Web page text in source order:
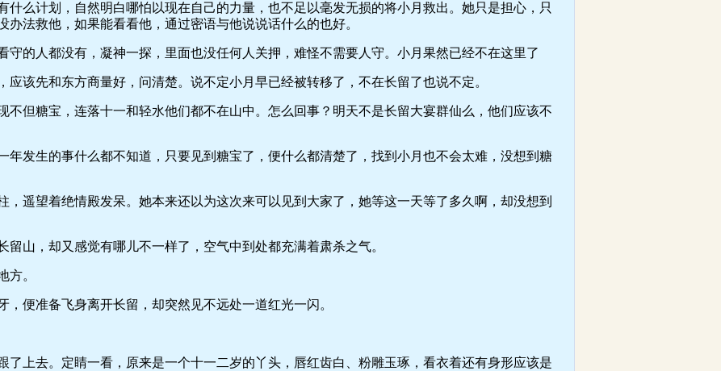
什么计划，自然明白哪怕以现在自己的力量，也不足以毫发无损的将小月救出。她只是担心，只
办法救他，如果能看看他，通过密语与他说说话什么的也好。
的人都没有，凝神一探，里面也没任何人关押，难怪不需要人守。小月果然已经不在这里了
先和东方商量好，问清楚。说不定小月早已经被转移了，不在长留了也说不定。
但糖宝，连落十一和轻水他们都不在山中。怎么回事？明天不是长留大宴群仙么，他们应该不
发生的事什么都不知道，只要见到糖宝了，便什么都清楚了，找到小月也不会太难，没想到糖
遥望着绝情殿发呆。她本来还以为这次来可以见到大家了，她等这一天等了多久啊，却没想到
山，却又感觉有哪儿不一样了，空气中到处都充满着肃杀之气。
。
便准备飞身离开长留，却突然见不远处一道红光一闪。
上去。定睛一看，原来是一个十一二岁的丫头，唇红齿白、粉雕玉琢，看衣着还有身形应该是